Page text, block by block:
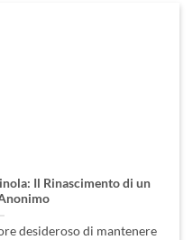
Il Rinascimento di un
desideroso di mantenere